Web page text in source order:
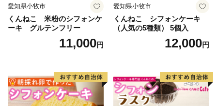
愛知県小牧市
くんねこ 米粉のシフォンケ
ーキ グルテンフリー
11,000円
愛知県小牧市
くんねこ シフォンケーキ
（人気の5種類） 5個入
12,000円